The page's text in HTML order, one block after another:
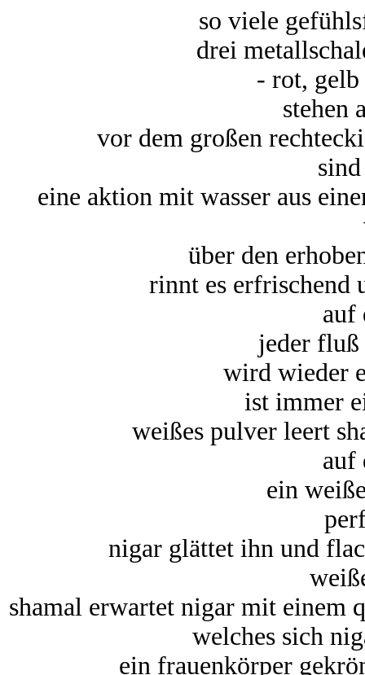
so viele
drei
- rot,
stehen
vor dem großen
eine aktion mit wasser aus
über den
rinnt es erfrischend
auf
jeder fluß
wird wieder
ist immer
weißes pulver leert
auf
ein
nigar glättet ihn und
shamal erwartet nigar mit einem
welches sich
ein frauenkörper